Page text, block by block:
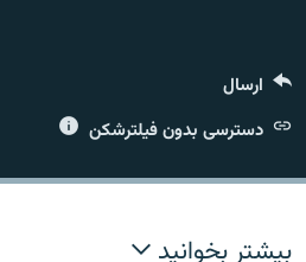
ارسال
دسترسی بدون فیلترشکن
بیشتر بخوانید